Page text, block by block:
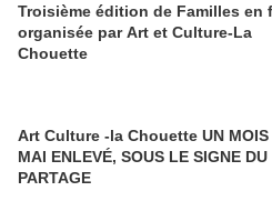
Troisième édition de Familles en
organisée par Art et Culture-La
Chouette
Art Culture -la Chouette UN MOIS
MAI ENLEVÉ, SOUS LE SIGNE DU
PARTAGE